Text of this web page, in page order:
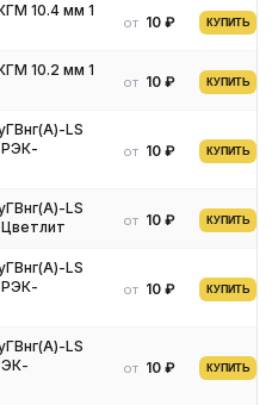
состоять из одной или
собой изолированных жил.
защитная
шелкового волокна. У
слой подвергается
выпускаются с
из стальной оцинкованной
стойкость к
10.4 мм 1
от 10 ₽ КУПИТЬ
10.2 мм 1
от 10 ₽ КУПИТЬ
LS
РЭК-
от 10 ₽ КУПИТЬ
LS
от 10 ₽ КУПИТЬ
LS
РЭК-
от 10 ₽ КУПИТЬ
LS
от 10 ₽ КУПИТЬ